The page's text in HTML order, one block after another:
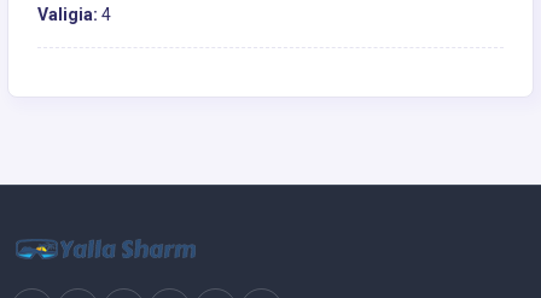
Valigia: 4